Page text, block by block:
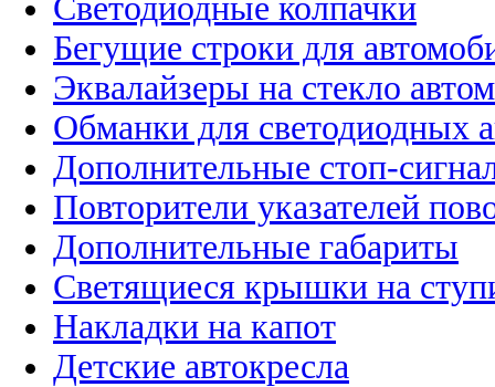
Светодиодные колпачки
Бегущие строки для
Эквалайзеры на стекло
Обманки для светодиодных
Дополнительные стоп-
Повторители указателей
Дополнительные габариты
Светящиеся крышки на
Накладки на капот
Детские автокресла